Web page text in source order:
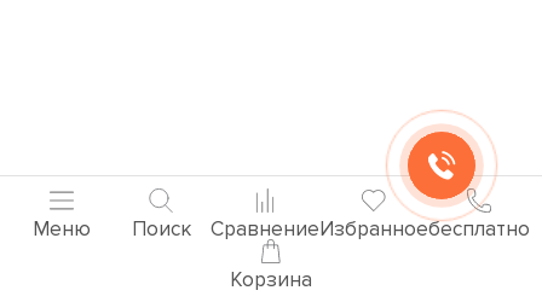
Меню Поиск СравнениеИзбранноебесплатно
Корзина